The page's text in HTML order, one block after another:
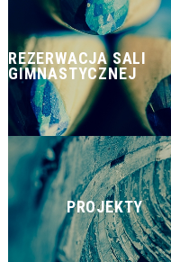
REZERWACJA SALI
GIMNASTYCZNEJ
PROJEKTY